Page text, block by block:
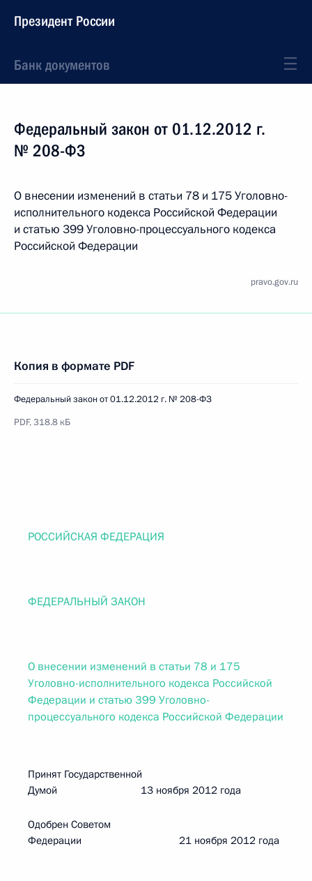
Президент России
Банк документов
Федеральный закон от 01.12.2012 г.
№ 208-ФЗ
О внесении изменений в статьи 78 и 175 Уголовно-
исполнительного кодекса Российской Федерации
и статью 399 Уголовно-процессуального кодекса
Российской Федерации
pravo.gov.ru
Копия в формате PDF
Федеральный закон от 01.12.2012 г. № 208-ФЗ
PDF, 318.8 кБ
РОССИЙСКАЯ ФЕДЕРАЦИЯ
ФЕДЕРАЛЬНЫЙ ЗАКОН
О внесении изменений в статьи 78 и 175
Уголовно-исполнительного кодекса Российской
Федерации и статью 399 Уголовно-
процессуального кодекса Российской Федерации
Принят Государственной
Думой 13 ноября 2012 года
Одобрен Советом
Федерации 21 ноября 2012 года